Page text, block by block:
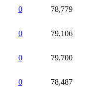
0 78,779
0 79,106
0 79,700
0 78,487